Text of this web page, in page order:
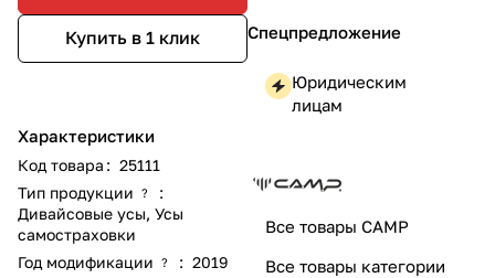
Купить в 1 клик
Характеристики
Код товара : 25111
Тип продукции
?
:
Дивайсовые усы, Усы
самостраховки
Год модификации
? : 2019
Спецпредложение
Юридическим
лицам
Все товары CAMP
Все товары категории